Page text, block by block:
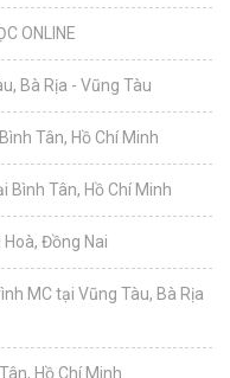
ONLINE
Bà Rịa - Vũng Tàu
Tân, Hồ Chí Minh
Bình Tân, Hồ Chí Minh
Đồng Nai
MC tại Vũng Tàu, Bà Rịa
Hồ Chí Minh